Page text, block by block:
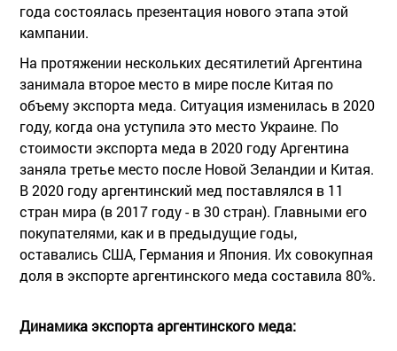
года состоялась презентация нового этапа этой
кампании.
На протяжении нескольких десятилетий Аргентина
занимала второе место в мире после Китая по
объему экспорта меда. Ситуация изменилась в 2020
году, когда она уступила это место Украине. По
стоимости экспорта меда в 2020 году Аргентина
заняла третье место после Новой Зеландии и Китая.
В 2020 году аргентинский мед поставлялся в 11
стран мира (в 2017 году - в 30 стран). Главными его
покупателями, как и в предыдущие годы,
оставались США, Германия и Япония. Их совокупная
доля в экспорте аргентинского меда составила 80%.
Динамика экспорта аргентинского меда: